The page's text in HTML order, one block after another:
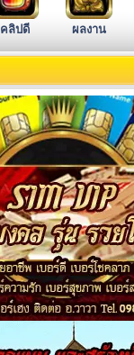
คลิปดี ผลงาน